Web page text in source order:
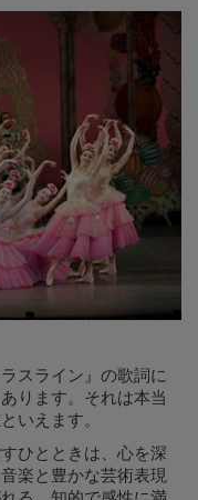
スライン』の歌詞に
ります。それは本当
いえます。
ひとときは、心を深
楽と豊かな芸術表現